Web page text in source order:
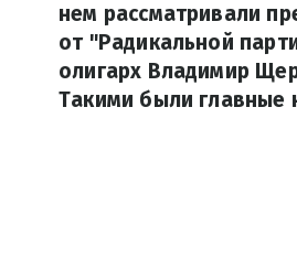
нем рассматривали
от "Радикальной
олигарх Владимир
Такими были главные